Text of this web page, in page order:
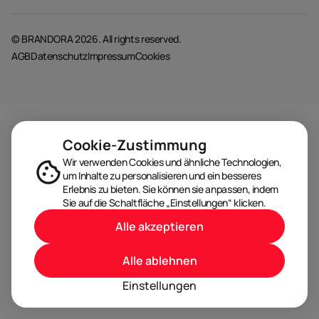
© BRANDORA 2026. All rights reserved.
AGBDatenschutzImpressumCookies
Cookie-Zustimmung
Wir verwenden Cookies und ähnliche Technologien,
um Inhalte zu personalisieren und ein besseres
Erlebnis zu bieten. Sie können sie anpassen, indem
Sie auf die Schaltfläche „Einstellungen“ klicken.
Einstellungen
Alle ablehnen
Alle akzeptieren